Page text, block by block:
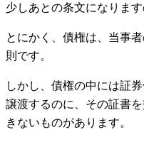
少しあとの条文になりま
とにかく、債権は、当事
則です。
しかし、債権の中には証
譲渡するのに、その証書
きないものがあります。